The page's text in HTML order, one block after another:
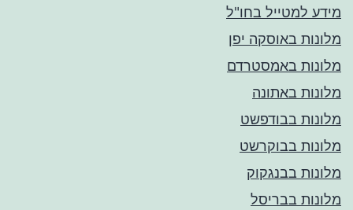
מידע למטייל בחו"ל
מלונות באוסקה יפן
מלונות באמסטרדם
מלונות באתונה
מלונות בבודפשט
מלונות בבוקרשט
מלונות בבנגקוק
מלונות בבריסל